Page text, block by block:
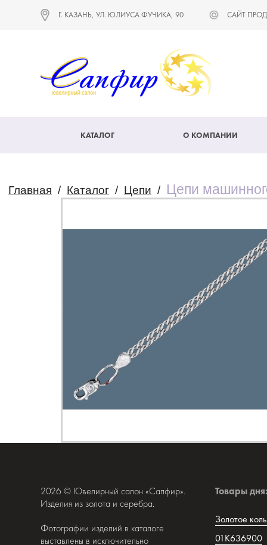
Г. КАЗАНЬ, УЛ. ЮЛИУСА ФУЧИКА, 90 САЙТ
КАТАЛОГ О КОМПАНИИ
Главная / Каталог / Цепи / Цепи
2026 © Ювелирный салон «Сапфир».
Изделия из золота и серебра.
Фотографии изделий в каталоге
выставлены в исключительно
Товары дня:
Золотое
01К636900